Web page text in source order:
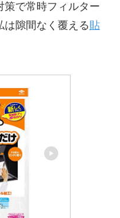
策で常時フィルター
は隙間なく覆える貼